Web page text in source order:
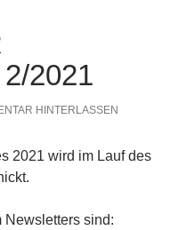
2021
HINTERLASSEN
2021 wird im Lauf des
Newsletters sind: